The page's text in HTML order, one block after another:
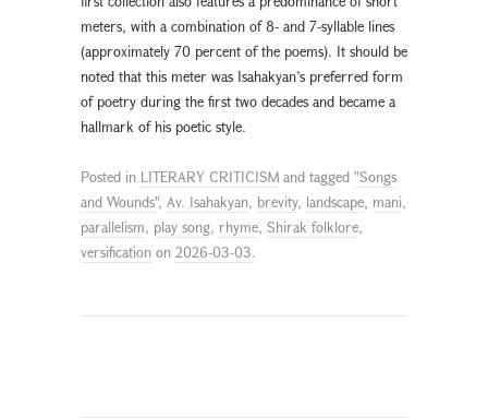
meters, with a combination of 8- and 7-syllable lines
(approximately 70 percent of the poems). It should be
noted that this meter was Isahakyan’s preferred form
of poetry during the first two decades and became a
hallmark of his poetic style.
Posted in LITERARY CRITICISM and tagged "Songs
and Wounds", Av. Isahakyan, brevity, landscape, mani,
parallelism, play song, rhyme, Shirak folklore,
versification on 2026-03-03.